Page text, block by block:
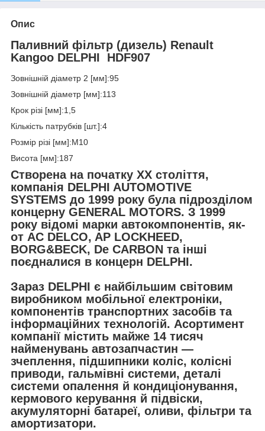
Опис
Паливний фільтр (дизель) Renault
Kangoo DELPHI HDF907
Зовнішній діаметр 2 [мм]:95
Зовнішній діаметр [мм]:113
Крок різі [мм]:1,5
Кількість патрубків [шт.]:4
Розмір різі [мм]:M10
Висота [мм]:187
Створена на початку XX століття,
компанія DELPHI AUTOMOTIVE
SYSTEMS до 1999 року була підрозділом
концерну GENERAL MOTORS. З 1999
року відомі марки автокомпонентів, як-
от AC DELCO, AP LOCKHEED,
BORG&BECK, De CARBON та інші
поєдналися в концерн DELPHI.
Зараз DELPHI є найбільшим світовим
виробником мобільної електроніки,
компонентів транспортних засобів та
інформаційних технологій. Асортимент
компанії містить майже 14 тисяч
найменувань автозапчастин —
зчеплення, підшипники коліс, колісні
приводи, гальмівні системи, деталі
системи опалення й кондиціонування,
кермового керування й підвіски,
акумуляторні батареї, оливи, фільтри та
амортизатори.